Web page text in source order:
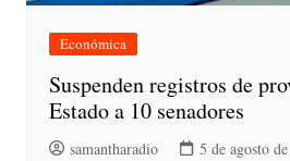
Económica
Suspenden registros de
Estado a 10 senadores
samantharadio 5 de agosto